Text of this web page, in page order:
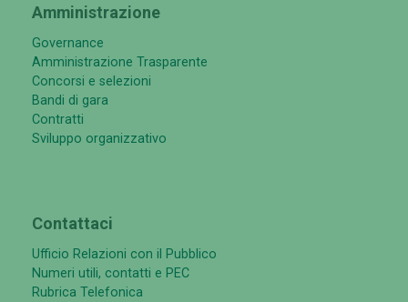
Amministrazione
Governance
Amministrazione Trasparente
Concorsi e selezioni
Bandi di gara
Contratti
Sviluppo organizzativo
Contattaci
Ufficio Relazioni con il Pubblico
Numeri utili, contatti e PEC
Rubrica Telefonica